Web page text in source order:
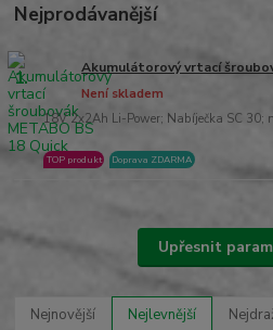
Nejprodávanější
1. Akumulátorový vrtací
18V 2x2Ah Li-Power; Nabíječka SC 30;
Není skladem
TOP produkt Doprava ZDARMA
Upřesnit
Nejnovější Nejlevnější